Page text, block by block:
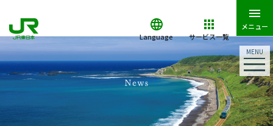
MENU
Language サービス一覧
メニュー